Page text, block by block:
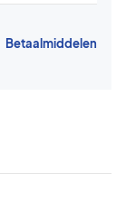
Betaalmiddelen